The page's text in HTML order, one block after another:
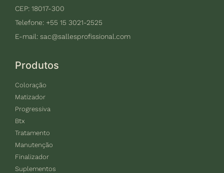
CEP: 18017-300
Telefone: +55 15 3021-2525
E-mail: sac@sallesprofissional.com
Produtos
Coloração
Matizador
Progressiva
Btx
Tratamento
Manutenção
Finalizador
Suplementos